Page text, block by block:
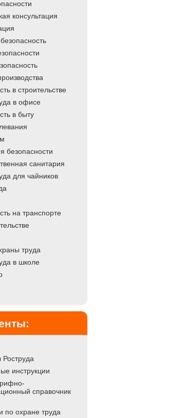
консультация
в строительстве
в офисе
в быту
безопасности
санитария
для чайников
на транспорте
труда
в школе
Роструда
инструкции
справочник
по охране труда